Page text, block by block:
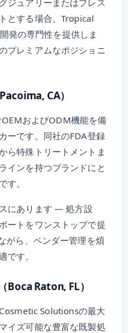
とする場合、Tropical
発の専門性を提供しま
プレミアムなポジショニ
CA）
およびODM機能を備
ーです。同社のFDA登録
ら特殊トリートメントま
インを持つブランドにと
す。
にあります — 処方設
ートをワンストップで提
がら、ベンダー管理を煩
です。
Raton, FL）
Solutionsの最大
イズ可能な豊富な既製処